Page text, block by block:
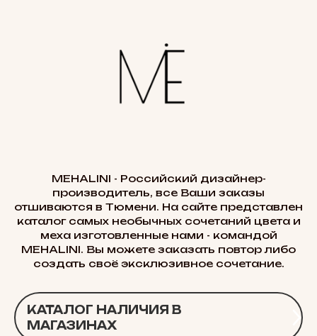
MEHALINI - Российский дизайнер-
производитель, все Ваши заказы
отшиваются в Тюмени. На сайте представлен
каталог самых необычных сочетаний цвета и
меха изготовленные нами - командой
MEHALINI. Вы можете заказать повтор либо
создать своё эксклюзивное сочетание.
КАТАЛОГ НАЛИЧИЯ В
МАГАЗИНАХ